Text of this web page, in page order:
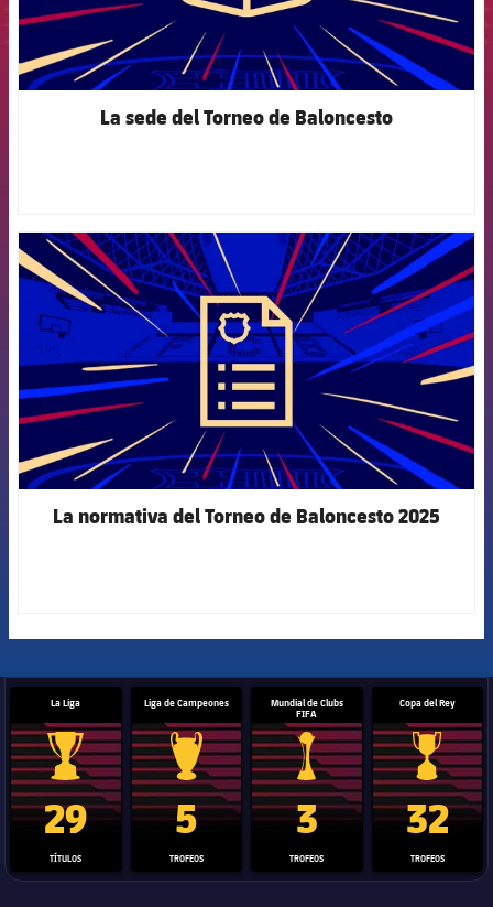
La sede del Torneo de Baloncesto
FCB Barcelona badge
La normativa del Torneo de Baloncesto 2025
La Liga
Trofeo de La Liga
29
TÍTULOS
Liga de Campeones
Trofeo de la Liga de Campeones
5
TROFEOS
Mundial de Clubs
FIFA
Trofeo del Mundial de
3
TROFEOS
Copa del Rey
Copa del
32
TROFEOS